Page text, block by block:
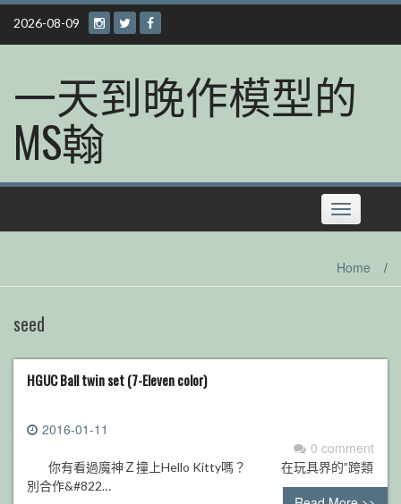
Skip
content
2026-08-09
一天到晚作模型的
MS翰
Toggle
navigation
Home /
seed
HGUC Ball twin set (7-Eleven color)
2016-01-11
0 comment
你有看過魔神Ｚ撞上Hello Kitty嗎？ 在玩具界的”跨類
別合作&#822…